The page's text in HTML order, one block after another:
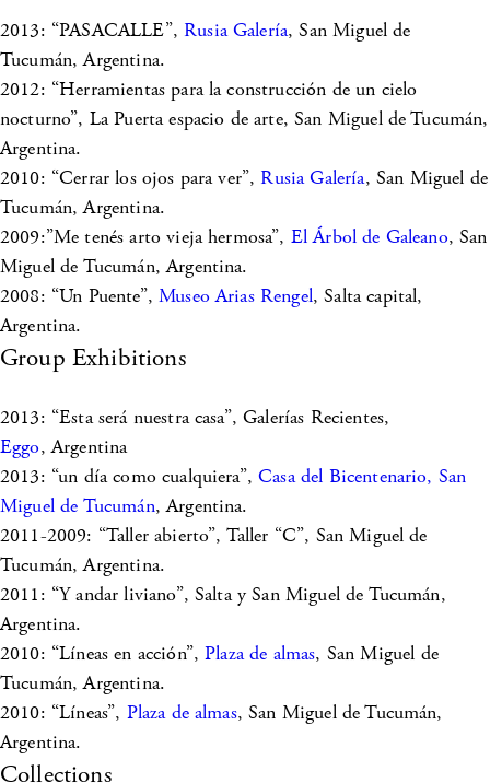
2013: “PASACALLE”,Rusia Galería, San Miguel de
Tucumán, Argentina.
2012: “Herramientas para la construcción de un cielo
nocturno”, La Puerta espacio de arte, San Miguel de Tucumán,
Argentina.
2010: “Cerrar los ojos para ver”,Rusia Galería, San Miguel de
Tucumán, Argentina.
2009:”Me tenés arto vieja hermosa”, El Árbol de Galeano, San
Miguel de Tucumán, Argentina.
2008: “Un Puente”,Museo Arias Rengel, Salta capital,
Argentina.
Group Exhibitions
2013: “Esta será nuestra casa”, Galerías Recientes,
Eggo, Argentina
2013: “un día como cualquiera”,Casa del Bicentenario, San
Miguel de Tucumán, Argentina.
2011-2009: “Taller abierto”, Taller “C”, San Miguel de
Tucumán, Argentina.
2011: “Y andar liviano”, Salta y San Miguel de Tucumán,
Argentina.
2010: “Líneas en acción”,Plaza de almas, San Miguel de
Tucumán, Argentina.
2010: “Líneas”, Plaza de almas, San Miguel de Tucumán,
Argentina.
Collections